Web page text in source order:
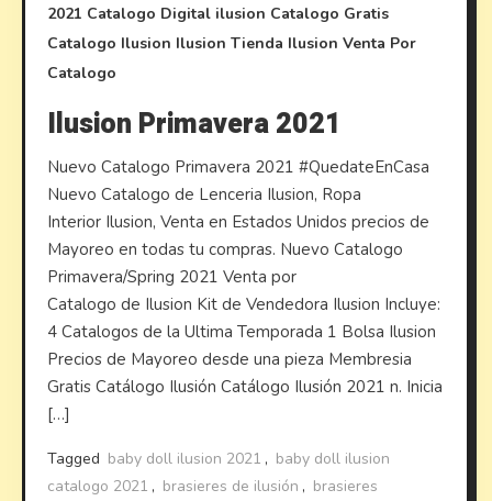
2021 Catalogo Digital ilusion Catalogo Gratis
Catalogo Ilusion Ilusion Tienda Ilusion Venta Por
Catalogo
Ilusion Primavera 2021
Nuevo Catalogo Primavera 2021 #QuedateEnCasa
Nuevo Catalogo de Lenceria Ilusion, Ropa
Interior Ilusion, Venta en Estados Unidos precios de
Mayoreo en todas tu compras. Nuevo Catalogo
Primavera/Spring 2021 Venta por
Catalogo de Ilusion Kit de Vendedora Ilusion Incluye:
4 Catalogos de la Ultima Temporada 1 Bolsa Ilusion
Precios de Mayoreo desde una pieza Membresia
Gratis Catálogo Ilusión Catálogo Ilusión 2021 n. Inicia
[…]
Tagged baby doll ilusion 2021 , baby doll ilusion
catalogo 2021 , brasieres de ilusión , brasieres